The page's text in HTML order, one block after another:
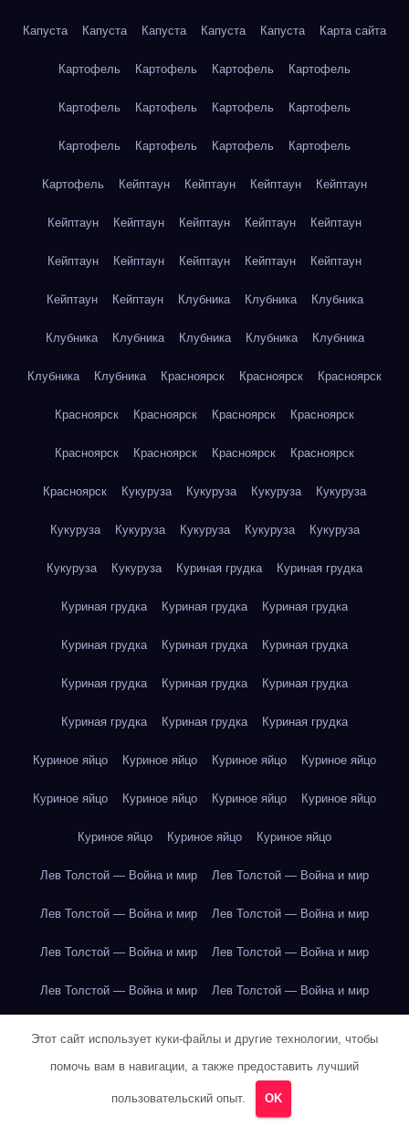
Капуста Капуста Капуста Капуста Капуста Карта сайта
Картофель Картофель Картофель Картофель
Картофель Картофель Картофель Картофель
Картофель Картофель Картофель Картофель
Картофель Кейптаун Кейптаун Кейптаун Кейптаун
Кейптаун Кейптаун Кейптаун Кейптаун Кейптаун
Кейптаун Кейптаун Кейптаун Кейптаун Кейптаун
Кейптаун Кейптаун Клубника Клубника Клубника
Клубника Клубника Клубника Клубника Клубника
Клубника Клубника Красноярск Красноярск Красноярск
Красноярск Красноярск Красноярск Красноярск
Красноярск Красноярск Красноярск Красноярск
Красноярск Кукуруза Кукуруза Кукуруза Кукуруза
Кукуруза Кукуруза Кукуруза Кукуруза Кукуруза
Кукуруза Кукуруза Куриная грудка Куриная грудка
Куриная грудка Куриная грудка Куриная грудка
Куриная грудка Куриная грудка Куриная грудка
Куриная грудка Куриная грудка Куриная грудка
Куриная грудка Куриная грудка Куриная грудка
Куриное яйцо Куриное яйцо Куриное яйцо Куриное яйцо
Куриное яйцо Куриное яйцо Куриное яйцо Куриное яйцо
Куриное яйцо Куриное яйцо Куриное яйцо
Лев Толстой — Война и мир Лев Толстой — Война и мир
Лев Толстой — Война и мир Лев Толстой — Война и мир
Лев Толстой — Война и мир Лев Толстой — Война и мир
Лев Толстой — Война и мир Лев Толстой — Война и мир
Лев Толстой — Война и мир Лев Толстой — Война и мир
Лев Толстой — Война и мир Лев Толстой — Война и мир
Этот сайт использует куки-файлы и другие технологии, чтобы
помочь вам в навигации, а также предоставить лучший
пользовательский опыт. OK